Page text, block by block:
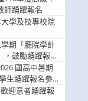
師踴躍報名
學及技專校院
期「廳院學計
鼓勵踴躍報名
國高中暑期
生踴躍報名參
迎意者踴躍報